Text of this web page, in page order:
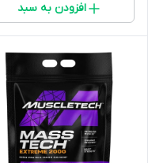
افزودن به سبد